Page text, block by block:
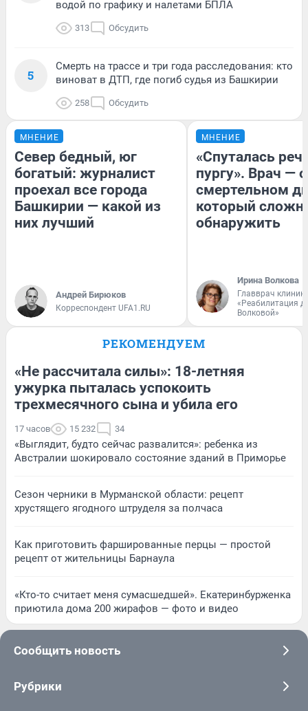
водой по графику и налетами БПЛА
313 Обсудить
5
Смерть на трассе и три года расследования: кто
виноват в ДТП, где погиб судья из Башкирии
258 Обсудить
МНЕНИЕ
Север бедный, юг
богатый: журналист
проехал все города
Башкирии — какой из
них лучший
Андрей Бирюков
Корреспондент UFA1.RU
МНЕНИЕ
«Спуталась
пургу». Врач — о
смертельном
который
обнаружить
Ирина Волкова
Главврач
«Реабилитация
Волковой»
РЕКОМЕНДУЕМ
«Не рассчитала силы»: 18-летняя
ужурка пыталась успокоить
трехмесячного сына и убила его
17 часов 15 232 34
«Выглядит, будто сейчас развалится»: ребенка из
Австралии шокировало состояние зданий в Приморье
Сезон черники в Мурманской области: рецепт
хрустящего ягодного штруделя за полчаса
Как приготовить фаршированные перцы — простой
рецепт от жительницы Барнаула
«Кто-то считает меня сумасшедшей». Екатеринбурженка
приютила дома 200 жирафов — фото и видео
Сообщить новость
Рубрики